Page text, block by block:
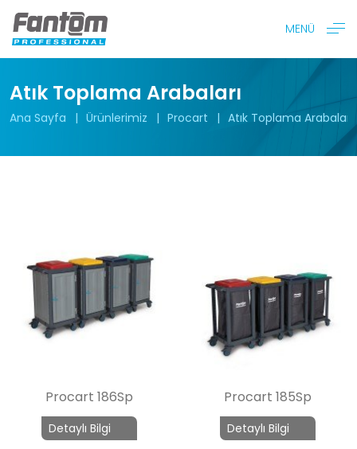
MENÜ
Atık Toplama Arabaları
Ana Sayfa Ürünlerimiz Procart Atık Toplama Arabaları
Procart 186Sp
Detaylı Bilgi
Procart 185Sp
Detaylı Bilgi